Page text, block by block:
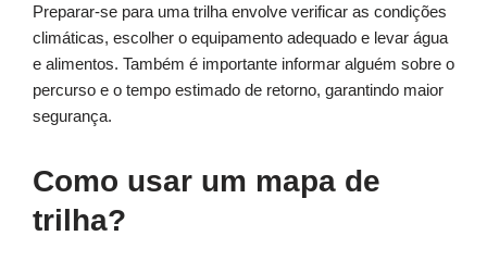
Preparar-se para uma trilha envolve verificar as condições
climáticas, escolher o equipamento adequado e levar água
e alimentos. Também é importante informar alguém sobre o
percurso e o tempo estimado de retorno, garantindo maior
segurança.
Como usar um mapa de
trilha?